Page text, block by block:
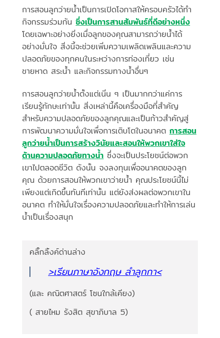
การสอนลูกว่ายน้ำเป็นการเปิดโอกาสให้ครอบครัวได้ทำ
กิจกรรมร่วมกัน ซึ่งเป็นการสานสัมพันธ์ที่ดีอย่างหนึ่ง
โดยเฉพาะอย่างยิ่งเมื่อลูกของคุณสามารถว่ายน้ำได้
อย่างมั่นใจ สิ่งนี้จะช่วยเพิ่มความเพลิดเพลินและความ
ปลอดภัยของทุกคนในระหว่างการท่องเที่ยว เช่น
ชายหาด สระน้ำ และกิจกรรมทางน้ำอื่นๆ
การสอนลูกว่ายน้ำตั้งแต่เนิ่น ๆ เป็นมากกว่าแค่การ
เรียนรู้ทักษะเท่านั้น สิ่งเหล่านี้คือเครื่องมือที่สำคัญ
สำหรับความปลอดภัยของลูกคุณและเป็นก้าวสำคัญสู่
การพัฒนาความมั่นใจเพื่อการเติบโตในอนาคต การสอน
ลูกว่ายน้ำเป็นการสร้างวินัยและสอนให้พวกเขาใส่ใจ
ด้านความปลอดภัยทางน้ำ ซึ่งจะเป็นประโยชน์ต่อพวก
เขาไปตลอดชีวิต ดังนั้น จงลงทุนเพื่ออนาคตของลูก
คุณ ด้วยการสอนให้พวกเขาว่ายน้ำ คุณประโยชน์นี้ไม่
เพียงแต่เกิดขึ้นทันทีเท่านั้น แต่ยังส่งผลต่อพวกเขาใน
อนาคต ทำให้มั่นใจเรื่องความปลอดภัยและทำให้การเล่น
น้ำเป็นเรื่องสนุก
คลิ๊กลิ้งค์ด่านล่าง
>เรียนภาษาอังกฤษ ลำลูกกา<
(และ คณิตศาสตร์ โซนใกล้เคียง)
( สายไหม รังสิต สุขาภิบาล 5)